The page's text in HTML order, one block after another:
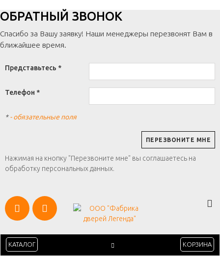
ОБРАТНЫЙ ЗВОНОК
Спасибо за Вашу заявку! Наши менеджеры перезвонят Вам в
ближайшее время.
Представьтесь *
Телефон *
*- обязательные поля
Нажимая на кнопку "Перезвоните мне" вы соглашаетесь на
обработку персональных данных.
КАТАЛОГ КОРЗИНА